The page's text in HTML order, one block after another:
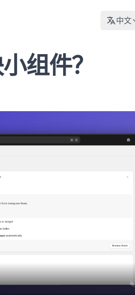
中文
组件？
titled